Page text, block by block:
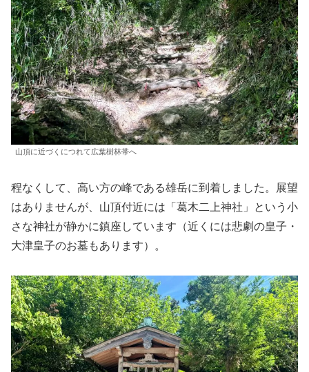
山頂に近づくにつれて広葉樹林帯へ
程なくして、高い方の峰である雄岳に到着しました。展望
はありませんが、山頂付近には「葛木二上神社」という小
さな神社が静かに鎮座しています（近くには悲劇の皇子・
大津皇子のお墓もあります）。